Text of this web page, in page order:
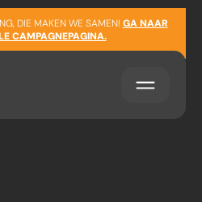
DIE MAKEN WE SAMEN! GA NAAR
CAMPAGNEPAGINA.